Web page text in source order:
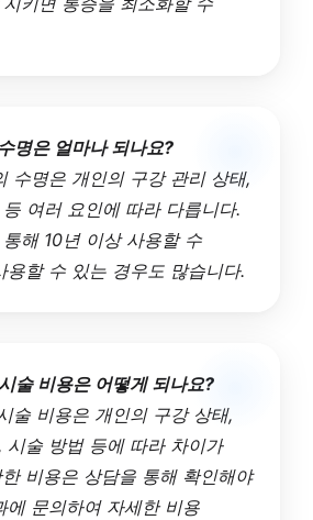
명은 얼마나 되나요?
수명은 개인의 구강 관리 상태,
여러 요인에 따라 다릅니다.
해 10년 이상 사용할 수
용할 수 있는 경우도 많습니다.
술 비용은 어떻게 되나요?
술 비용은 개인의 구강 상태,
시술 방법 등에 따라 차이가
비용은 상담을 통해 확인해야
에 문의하여 자세한 비용